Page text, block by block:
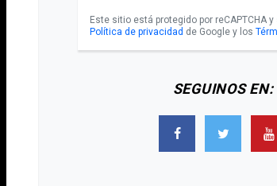
Este sitio está protegido por reCAPTCHA
Política de privacidad de Google y los
SEGUINOS EN: